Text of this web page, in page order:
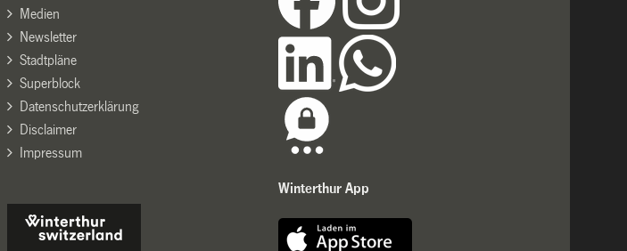
Medien
Newsletter
Stadtpläne
Superblock
Datenschutzerklärung
Disclaimer
Impressum
Winterthur App